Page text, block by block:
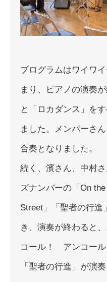
プログラムはワイワ
まり、ピアノの演奏
と「ロカダンス」を
ました。メンバーさ
合奏となりま した。
続く、濱さん、中村
ズナンバーの「On
Street」「聖者の行進
き、演奏が終わると
コール！ アンコール
「聖者の行進」が演